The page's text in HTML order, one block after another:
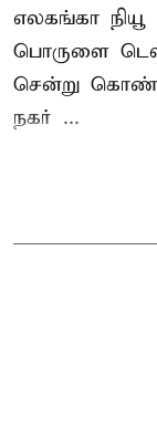
எலகங்கா
பொருளை
சென்று
நகர் ...